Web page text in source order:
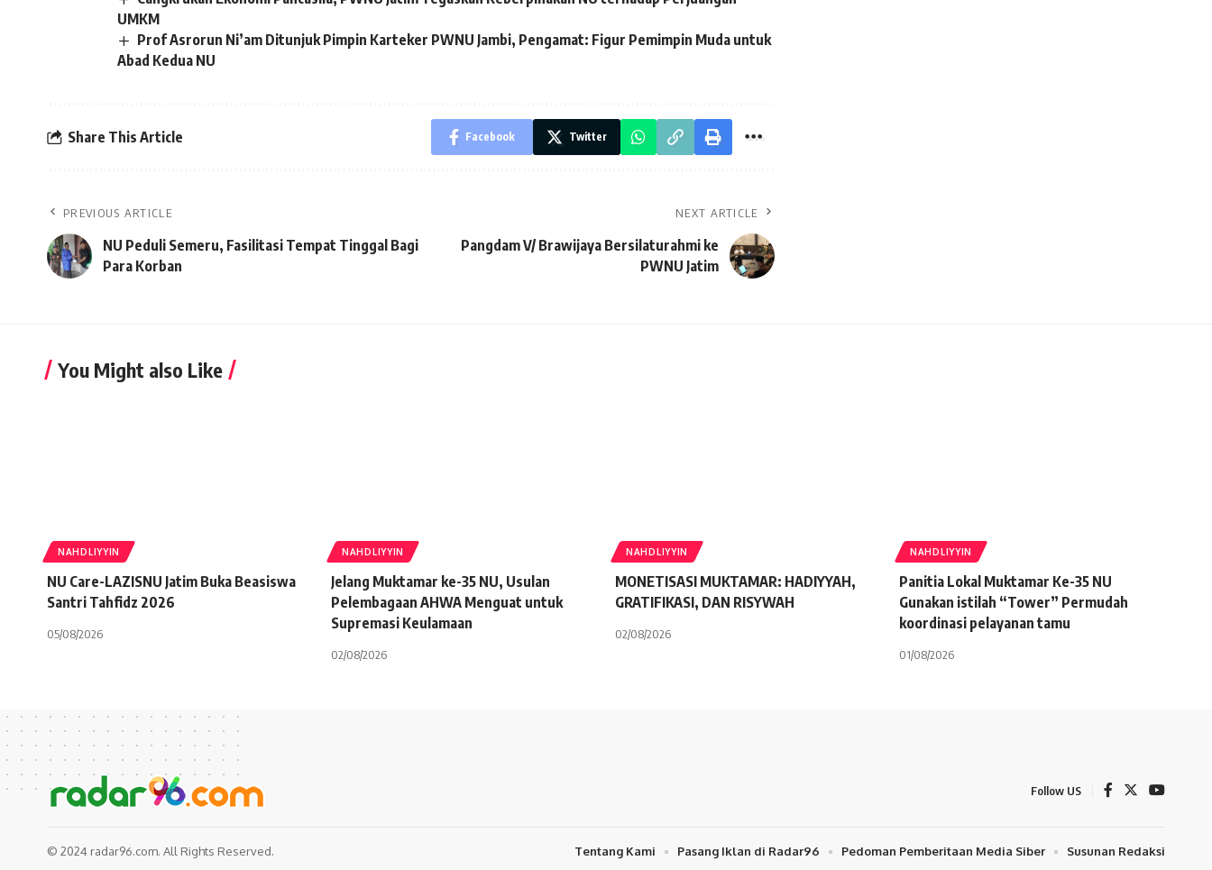
UMKM
Prof Asrorun Ni’am Ditunjuk Pimpin Karteker PWNU Jambi, Pengamat: Figur Pemimpin Muda untuk
Abad Kedua NU
Share This Article Facebook Twitter
PREVIOUS ARTICLE
NU Peduli Semeru, Fasilitasi Tempat Tinggal Bagi
Para Korban
NEXT ARTICLE
Pangdam V/ Brawijaya Bersilaturahmi ke
PWNU Jatim
You Might also Like
NAHDLIYYIN
NU Care-LAZISNU Jatim Buka Beasiswa
Santri Tahfidz 2026
05/08/2026
NAHDLIYYIN
Jelang Muktamar ke-35 NU, Usulan
Pelembagaan AHWA Menguat untuk
Supremasi Keulamaan
02/08/2026
NAHDLIYYIN
MONETISASI MUKTAMAR: HADIYYAH,
GRATIFIKASI, DAN RISYWAH
02/08/2026
NAHDLIYYIN
Panitia Lokal Muktamar Ke-35 NU
Gunakan istilah “Tower” Permudah
koordinasi pelayanan tamu
01/08/2026
Follow US
© 2024 radar96.com. All Rights Reserved. Tentang Kami Pasang Iklan di Radar96 Pedoman Pemberitaan Media Siber Susunan Redaksi